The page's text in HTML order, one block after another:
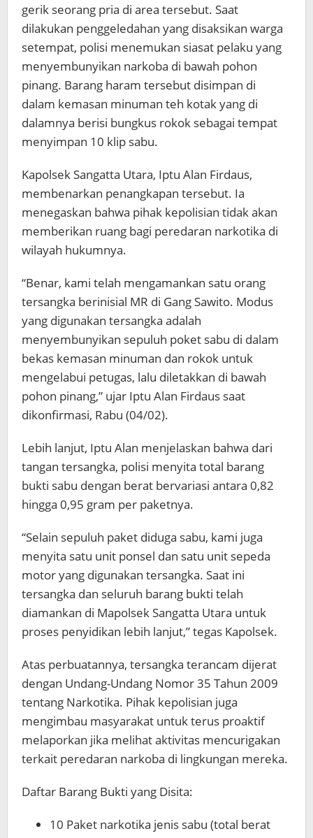
gerik seorang pria di area tersebut. Saat
dilakukan penggeledahan yang disaksikan warga
setempat, polisi menemukan siasat pelaku yang
menyembunyikan narkoba di bawah pohon
pinang. Barang haram tersebut disimpan di
dalam kemasan minuman teh kotak yang di
dalamnya berisi bungkus rokok sebagai tempat
menyimpan 10 klip sabu.
Kapolsek Sangatta Utara, Iptu Alan Firdaus,
membenarkan penangkapan tersebut. Ia
menegaskan bahwa pihak kepolisian tidak akan
memberikan ruang bagi peredaran narkotika di
wilayah hukumnya.
“Benar, kami telah mengamankan satu orang
tersangka berinisial MR di Gang Sawito. Modus
yang digunakan tersangka adalah
menyembunyikan sepuluh poket sabu di dalam
bekas kemasan minuman dan rokok untuk
mengelabui petugas, lalu diletakkan di bawah
pohon pinang,” ujar Iptu Alan Firdaus saat
dikonfirmasi, Rabu (04/02).
Lebih lanjut, Iptu Alan menjelaskan bahwa dari
tangan tersangka, polisi menyita total barang
bukti sabu dengan berat bervariasi antara 0,82
hingga 0,95 gram per paketnya.
“Selain sepuluh paket diduga sabu, kami juga
menyita satu unit ponsel dan satu unit sepeda
motor yang digunakan tersangka. Saat ini
tersangka dan seluruh barang bukti telah
diamankan di Mapolsek Sangatta Utara untuk
proses penyidikan lebih lanjut,” tegas Kapolsek.
Atas perbuatannya, tersangka terancam dijerat
dengan Undang-Undang Nomor 35 Tahun 2009
tentang Narkotika. Pihak kepolisian juga
mengimbau masyarakat untuk terus proaktif
melaporkan jika melihat aktivitas mencurigakan
terkait peredaran narkoba di lingkungan mereka.
Daftar Barang Bukti yang Disita:
10 Paket narkotika jenis sabu (total berat